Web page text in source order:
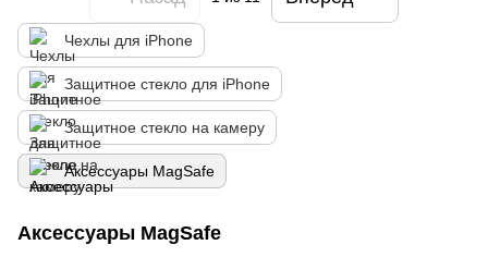
Чехлы для iPhone
Защитное стекло для iPhone
Защитное стекло на камеру
Аксессуары MagSafe
Аксессуары MagSafe